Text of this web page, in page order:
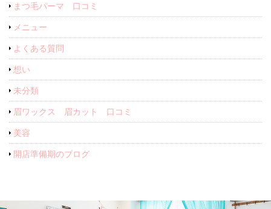
まつ毛パーマ 口コミ
メニュー
よくある質問
想い
未分類
眉ワックス 眉カット 口コミ
美容
開店準備期のブログ